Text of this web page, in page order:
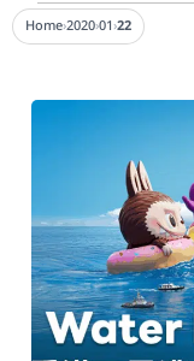
Home›2020›01›22